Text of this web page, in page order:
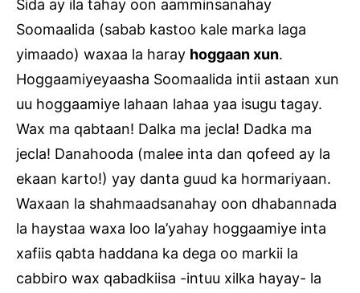
Sida ay ila tahay oon aamminsanahay
Soomaalida (sabab kastoo kale marka laga
yimaado) waxaa la haray hoggaan xun.
Hoggaamiyeyaasha Soomaalida intii astaan xun
uu hoggaamiye lahaan lahaa yaa isugu tagay.
Wax ma qabtaan! Dalka ma jecla! Dadka ma
jecla! Danahooda (malee inta dan qofeed ay la
ekaan karto!) yay danta guud ka hormariyaan.
Waxaan la shahmaadsanahay oon dhabannada
la haystaa waxa loo la’yahay hoggaamiye inta
xafiis qabta haddana ka dega oo markii la
cabbiro wax qabadkiisa -intuu xilka hayay- la